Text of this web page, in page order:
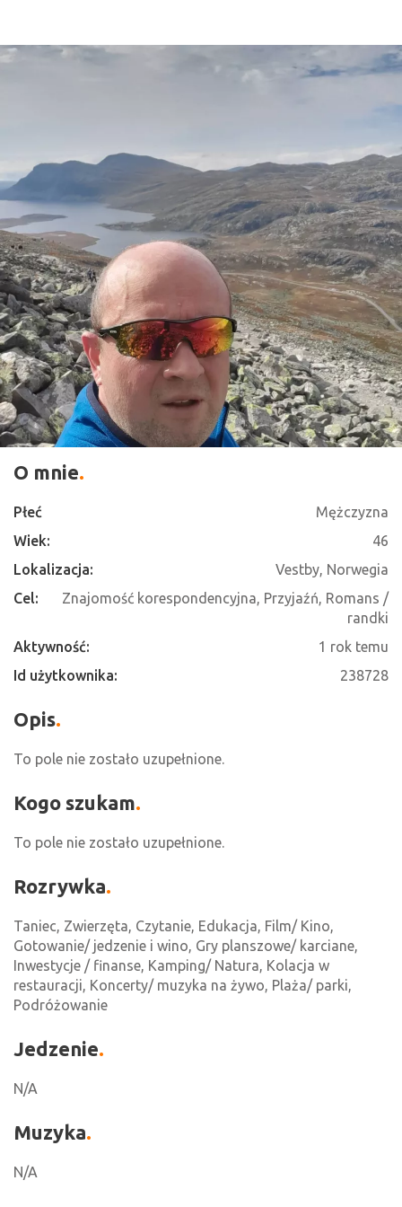
O mnie
Płeć
Mężczyzna
Wiek:
46
Lokalizacja:
Vestby, Norwegia
Cel:
Znajomość korespondencyjna, Przyjaźń, Romans /
randki
Aktywność:
1 rok temu
Id użytkownika:
238728
Opis
To pole nie zostało uzupełnione.
Kogo szukam
To pole nie zostało uzupełnione.
Rozrywka
Taniec, Zwierzęta, Czytanie, Edukacja, Film/ Kino,
Gotowanie/ jedzenie i wino, Gry planszowe/ karciane,
Inwestycje / finanse, Kamping/ Natura, Kolacja w
restauracji, Koncerty/ muzyka na żywo, Plaża/ parki,
Podróżowanie
Jedzenie
N/A
Muzyka
N/A